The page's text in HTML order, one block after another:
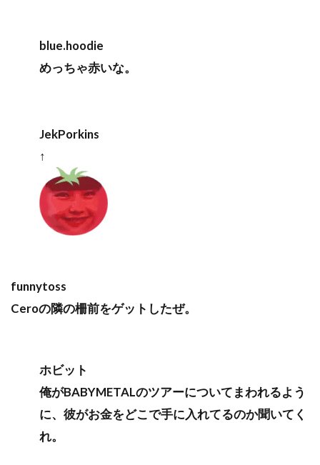
blue.hoodie
めっちゃ赤いな。
JekPorkins
↑
funnytoss
Ceroの隣の柵前をゲットしたぜ。
ホビット
俺がBABYMETALのツアーについてまわれるよう
に、彼がお金をどこで手に入れてるのか聞いてく
れ。